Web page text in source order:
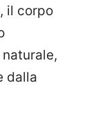
il corpo
dalla